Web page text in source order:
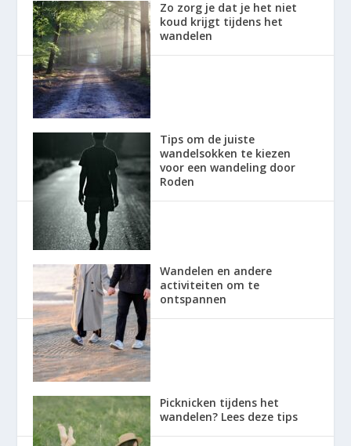
Zo zorg je dat je het niet
koud krijgt tijdens het
wandelen
Tips om de juiste
wandelsokken te kiezen
voor een wandeling door
Roden
Wandelen en andere
activiteiten om te
ontspannen
Picknicken tijdens het
wandelen? Lees deze tips